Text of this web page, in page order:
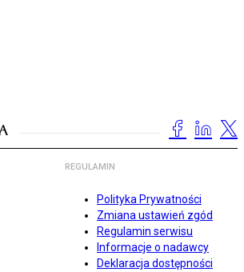
REGULAMIN
Polityka Prywatności
Zmiana ustawień zgód
Regulamin serwisu
Informacje o nadawcy
Deklaracja dostępności